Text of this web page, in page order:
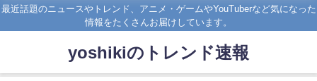
最近話題のニュースやトレンド、アニメ・ゲームやYouTuberなど気になった
情報をたくさんお届けしています。
yoshikiのトレンド速報